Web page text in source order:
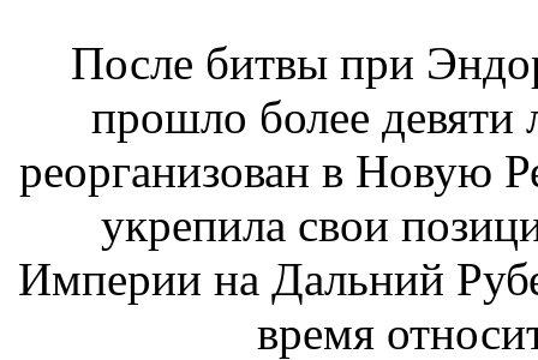
После битвы при
прошло более девяти
реорганизован в Новую
укрепила свои
Империи на Дальний
время